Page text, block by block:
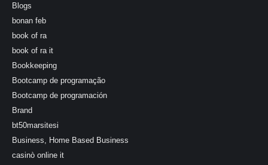
Blogs
bonan feb
book of ra
book of ra it
Bookkeeping
Bootcamp de programação
Bootcamp de programación
Brand
bt50marsitesi
Business, Home Based Business
casinò online it